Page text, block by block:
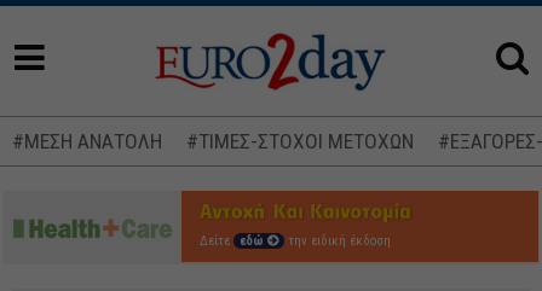
#ΜΕΣΗ ΑΝΑΤΟΛΗ #ΤΙΜΕΣ-ΣΤΟΧΟΙ ΜΕΤΟΧΩΝ
Δείτε εδώ την ειδική έκδοση